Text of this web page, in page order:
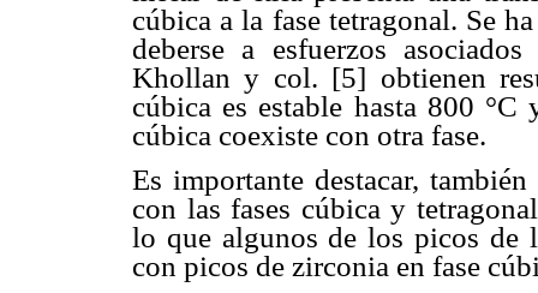
cúbica a la fase tetragonal. Se
deberse a esfuerzos
Khollan y col. [5] obtienen
cúbica es estable hasta 800 °C
cúbica coexiste con otra fase.
Es importante destacar,
con las fases cúbica y
lo que algunos de los picos de
con picos de zirconia en fase